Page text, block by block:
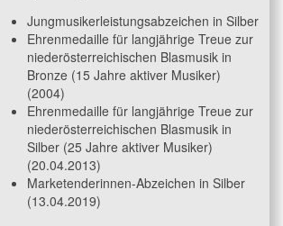
Jungmusikerleistungsabzeichen in Silber
Ehrenmedaille für langjährige Treue zur
niederösterreichischen Blasmusik in
Bronze (15 Jahre aktiver Musiker)
(2004)
Ehrenmedaille für langjährige Treue zur
niederösterreichischen Blasmusik in
Silber (25 Jahre aktiver Musiker)
(20.04.2013)
Marketenderinnen-Abzeichen in Silber
(13.04.2019)